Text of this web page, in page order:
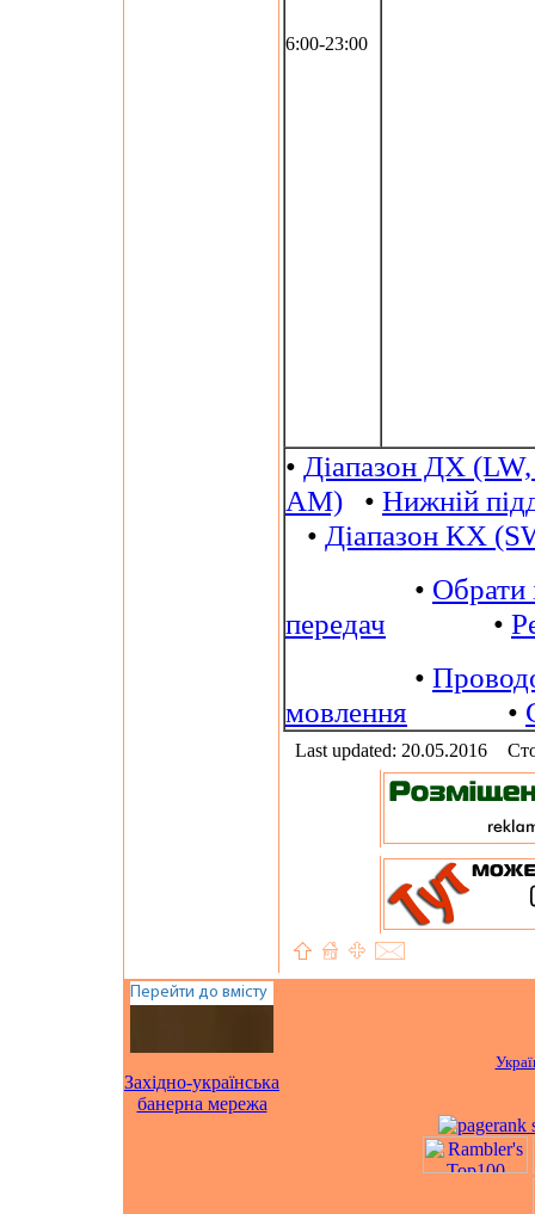
6:00-23:00
• Діапазон ДХ
AM) • Нижній
• Діапазон КХ
• Обрати
передач •
•
мовлення •
Last updated: 20.05.2016
Західно-українська
банерна мережа